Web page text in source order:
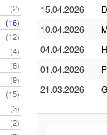
(2)
(16)
(12)
(4)
(8)
(9)
(15)
(3)
(2)
15.04.2026
10.04.2026
04.04.2026
01.04.2026
21.03.2026